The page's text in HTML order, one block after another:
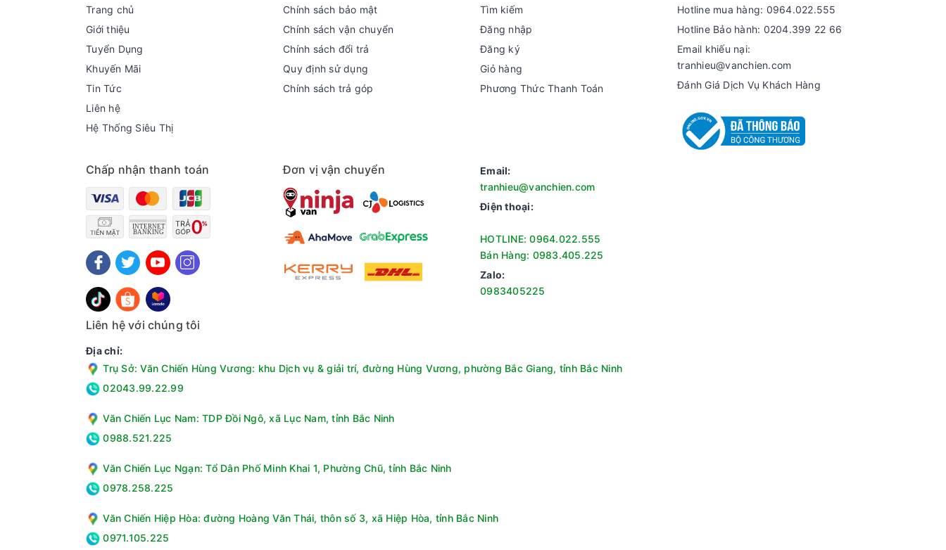
Trang chủ
Giới thiệu
Tuyển Dụng
Khuyến Mãi
Tin Tức
Liên hệ
Hệ Thống Siêu Thị
Chính sách bảo mật
Chính sách vận chuyển
Chính sách đổi trả
Quy định sử dụng
Chính sách trả góp
Tìm kiếm
Đăng nhập
Đăng ký
Giỏ hàng
Phương Thức Thanh Toán
Hotline mua hàng: 0964.022.555
Hotline Bảo hành: 0204.399 22 66
Email khiếu nại:
tranhieu@vanchien.com
Đánh Giá Dịch Vụ Khách Hàng
Chấp nhận thanh toán Đơn vị vận chuyển
Email:
tranhieu@vanchien.com
Điện thoại:
HOTLINE: 0964.022.555
Bán Hàng: 0983.405.225
Zalo:
0983405225
Liên hệ với chúng tôi
Địa chỉ:
Trụ Sở: Văn Chiến Hùng Vương: khu Dịch vụ & giải trí, đường Hùng Vương, phường Bắc Giang, tỉnh Bắc Ninh
02043.99.22.99
Văn Chiến Lục Nam: TDP Đồi Ngô, xã Lục Nam, tỉnh Bắc Ninh
0988.521.225
Văn Chiến Lục Ngạn: Tổ Dân Phố Minh Khai 1, Phường Chũ, tỉnh Bắc Ninh
0978.258.225
Văn Chiến Hiệp Hòa: đường Hoàng Văn Thái, thôn số 3, xã Hiệp Hòa, tỉnh Bắc Ninh
0971.105.225